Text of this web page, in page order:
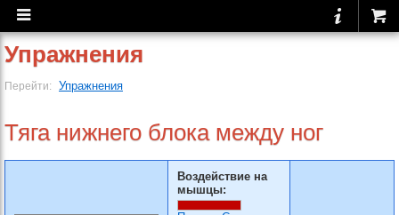
Упражнения
Перейти: Упражнения
Тяга нижнего блока между ног
Воздействие на
мышцы: